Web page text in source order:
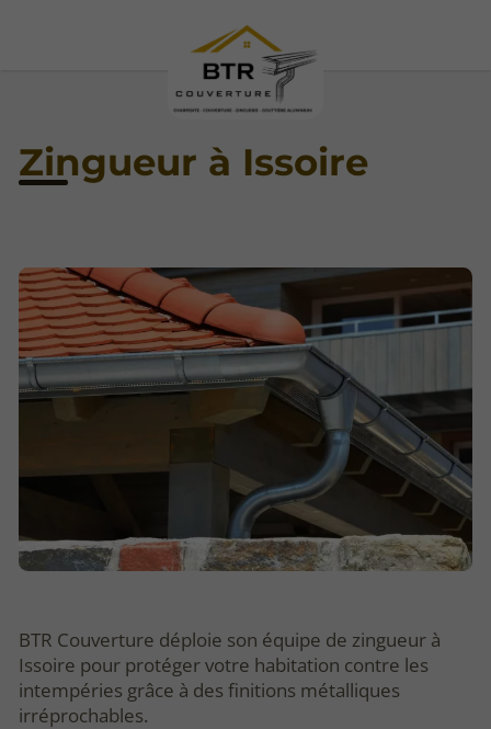
Zingueur à Issoire
BTR Couverture déploie son équipe de zingueur à
Issoire pour protéger votre habitation contre les
intempéries grâce à des finitions métalliques
irréprochables.